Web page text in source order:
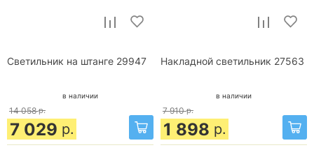
Светильник на штанге 29947
в наличии
14 058 р.
7 029 р.
Накладной светильник 27563
в наличии
7 910 р.
1 898 р.